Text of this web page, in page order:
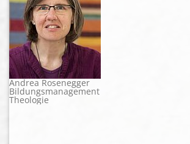
Andrea Rosenegger
Bildungsmanagement
Theologie